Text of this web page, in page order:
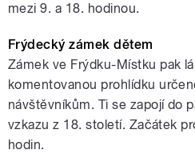
mezi 9. a 18. hodinou.
Frýdecký zámek dětem
Zámek ve Frýdku-Místku pak
komentovanou prohlídku
návštěvníkům. Ti se zapojí do
vzkazu z 18. století. Začátek
hodin.